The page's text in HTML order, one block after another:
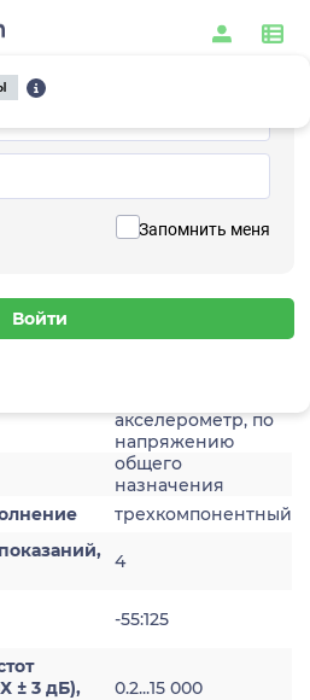
Запомнить меня
приборы и автоматика / Датчики /
/ 1V157HC-100
акселерометр, по
напряжению
общего
назначения
трехкомпонентный
4
-55:125
± 3 дБ),
0.2...15 000